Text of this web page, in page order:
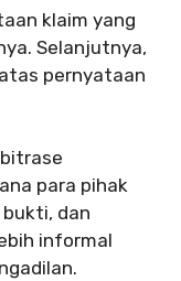
klaim yang
Selanjutnya,
pernyataan
para pihak
dan
informal